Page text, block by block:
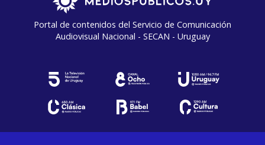
Portal de contenidos del Servicio de Comunicación
Audiovisual Nacional - SECAN - Uruguay